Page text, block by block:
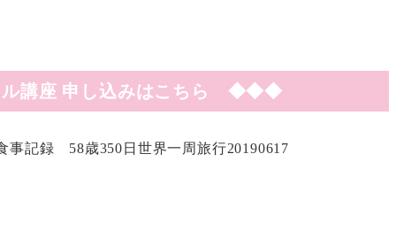
ル講座 申し込みはこちら ◆◆◆
事記録 58歳350日世界一周旅行20190617